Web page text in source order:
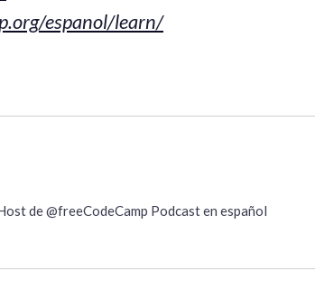
espanol/learn/
de @freeCodeCamp Podcast en español